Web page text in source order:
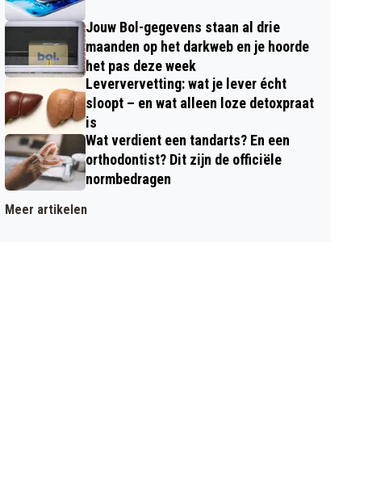
Jouw Bol-gegevens staan al drie
maanden op het darkweb en je hoorde
het pas deze week
Leververvetting: wat je lever écht
sloopt – en wat alleen loze detoxpraat
is
Wat verdient een tandarts? En een
orthodontist? Dit zijn de officiële
normbedragen
Meer artikelen